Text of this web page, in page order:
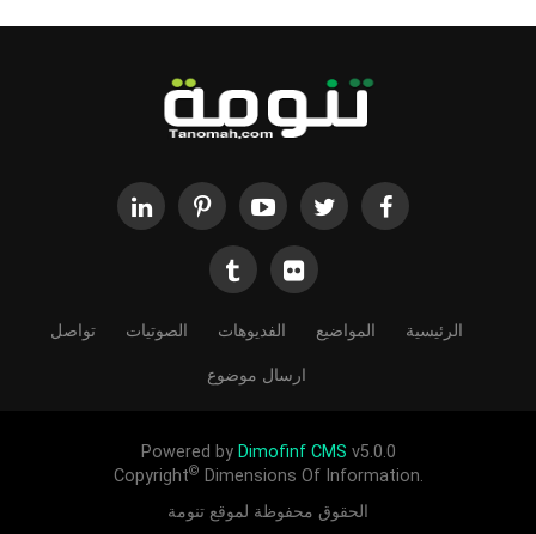
الرئيسية المواضيع الفديوهات الصوتيات تواصل
ارسال موضوع
Powered by Dimofinf CMS v5.0.0
Copyright© Dimensions Of Information.
الحقوق محفوظة لموقع تنومة